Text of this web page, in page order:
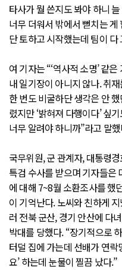
타사가 뭘 쓴지도 봐야 하니
너무 더워서 밖에서 뻗치는
단 토하고 시작했는데 팀이
여 기자는 “‘역사적 소명’ 같
내 일기장이 아니지 않나. 취
한 번도 비굴하단 생각은 안
렸지만 ‘밝혀져 다행이다’ 싶
너무 알려야 하니까”라고 말
국무위원, 군 관계자, 대통령
특검 수사를 받으며 기자들은
에 대해 7~8월 소환조사를 했
이 기억난다. 노씨와 친하게
러 전북 군산, 경기 안산에 다
박대를 당했다. “장기적으로
터덜 집에 가는데 선배가 연락
요’ 하는데 눈물이 찔끔 났다.”